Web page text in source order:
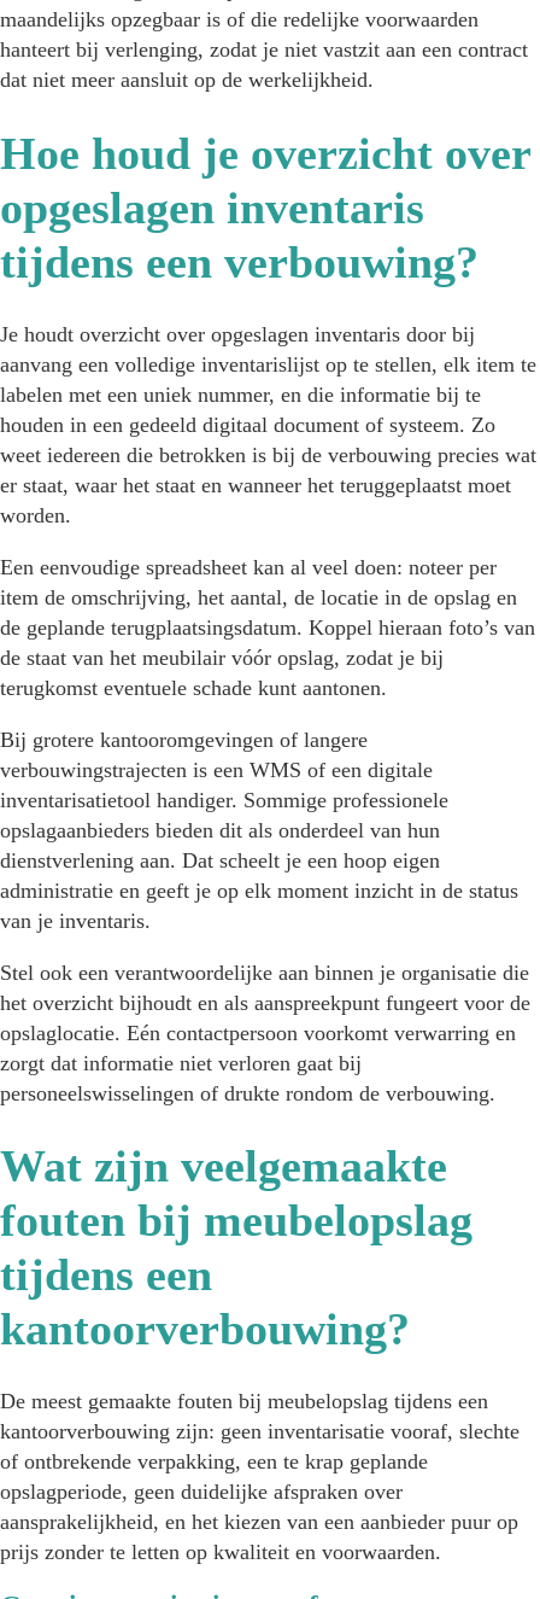
maandelijks opzegbaar is of die redelijke voorwaarden
hanteert bij verlenging, zodat je niet vastzit aan een contract
dat niet meer aansluit op de werkelijkheid.
Hoe houd je overzicht over
opgeslagen inventaris
tijdens een verbouwing?
Je houdt overzicht over opgeslagen inventaris door bij
aanvang een volledige inventarislijst op te stellen, elk item te
labelen met een uniek nummer, en die informatie bij te
houden in een gedeeld digitaal document of systeem. Zo
weet iedereen die betrokken is bij de verbouwing precies wat
er staat, waar het staat en wanneer het teruggeplaatst moet
worden.
Een eenvoudige spreadsheet kan al veel doen: noteer per
item de omschrijving, het aantal, de locatie in de opslag en
de geplande terugplaatsingsdatum. Koppel hieraan foto’s van
de staat van het meubilair vóór opslag, zodat je bij
terugkomst eventuele schade kunt aantonen.
Bij grotere kantooromgevingen of langere
verbouwingstrajecten is een WMS of een digitale
inventarisatietool handiger. Sommige professionele
opslagaanbieders bieden dit als onderdeel van hun
dienstverlening aan. Dat scheelt je een hoop eigen
administratie en geeft je op elk moment inzicht in de status
van je inventaris.
Stel ook een verantwoordelijke aan binnen je organisatie die
het overzicht bijhoudt en als aanspreekpunt fungeert voor de
opslaglocatie. Eén contactpersoon voorkomt verwarring en
zorgt dat informatie niet verloren gaat bij
personeelswisselingen of drukte rondom de verbouwing.
Wat zijn veelgemaakte
fouten bij meubelopslag
tijdens een
kantoorverbouwing?
De meest gemaakte fouten bij meubelopslag tijdens een
kantoorverbouwing zijn: geen inventarisatie vooraf, slechte
of ontbrekende verpakking, een te krap geplande
opslagperiode, geen duidelijke afspraken over
aansprakelijkheid, en het kiezen van een aanbieder puur op
prijs zonder te letten op kwaliteit en voorwaarden.